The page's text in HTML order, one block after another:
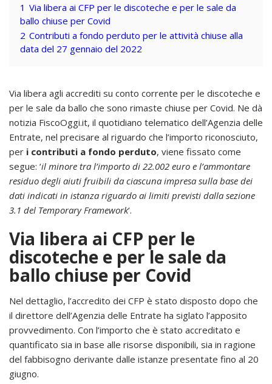
1 Via libera ai CFP per le discoteche e per le sale da
ballo chiuse per Covid
2 Contributi a fondo perduto per le attività chiuse alla
data del 27 gennaio del 2022
Via libera agli accrediti su conto corrente per le discoteche e
per le sale da ballo che sono rimaste chiuse per Covid. Ne dà
notizia FiscoOggi.it, il quotidiano telematico dell’Agenzia delle
Entrate, nel precisare al riguardo che l’importo riconosciuto,
per i contributi a fondo perduto, viene fissato come
segue: ‘il minore tra l’importo di 22.002 euro e l’ammontare
residuo degli aiuti fruibili da ciascuna impresa sulla base dei
dati indicati in istanza riguardo ai limiti previsti dalla sezione
3.1 del Temporary Framework‘.
Via libera ai CFP per le
discoteche e per le sale da
ballo chiuse per Covid
Nel dettaglio, l’accredito dei CFP è stato disposto dopo che
il direttore dell’Agenzia delle Entrate ha siglato l’apposito
provvedimento. Con l’importo che è stato accreditato e
quantificato sia in base alle risorse disponibili, sia in ragione
del fabbisogno derivante dalle istanze presentate fino al 20
giugno.